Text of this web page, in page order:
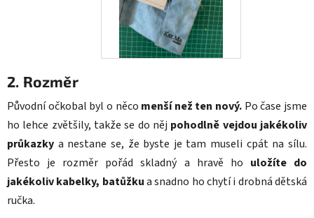
2. Rozměr
Původní očkobal byl o něco menší než ten nový. Po čase jsme
ho lehce zvětšily, takže se do něj pohodlně vejdou jakékoliv
průkazky a nestane se, že byste je tam museli cpát na sílu.
Přesto je rozměr pořád skladný a hravě ho uložíte do
jakékoliv kabelky, batůžkua snadno ho chytí i drobná dětská
ručka.